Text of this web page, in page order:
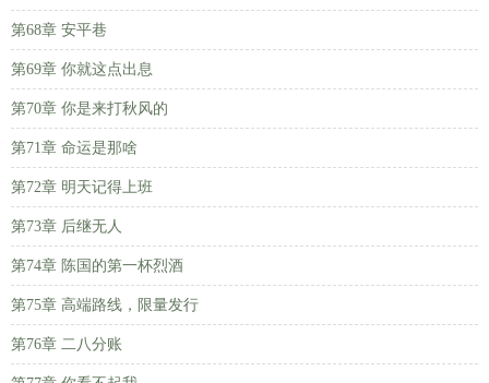
第68章 安平巷
第69章 你就这点出息
第70章 你是来打秋风的
第71章 命运是那啥
第72章 明天记得上班
第73章 后继无人
第74章 陈国的第一杯烈酒
第75章 高端路线，限量发行
第76章 二八分账